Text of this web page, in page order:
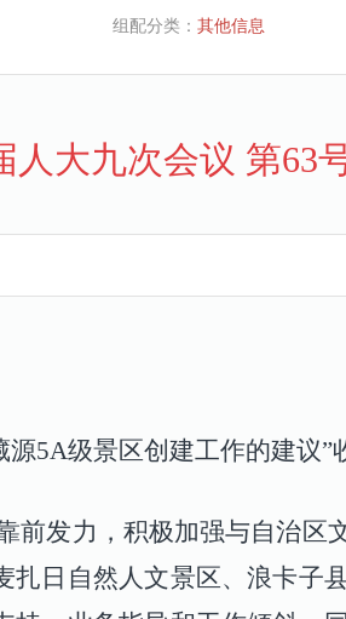
组配分类： 其他信息
人大九次会议 第63
源5A级景区创建工作的建议”
前发力，积极加强与自治
扎日自然人文景区、浪卡子